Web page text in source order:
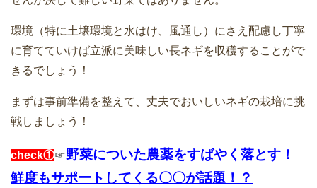
環境（特に土壌環境と水はけ、風通し）にさえ配慮し丁寧
に育てていけば立派に美味しい長ネギを収穫することがで
きるでしょう！
まずは事前準備を整えて、丈夫でおいしいネギの栽培に挑
戦しましょう！
check①☞野菜についた農薬をすばやく落とす！
鮮度もサポートしてくる〇〇が話題！？